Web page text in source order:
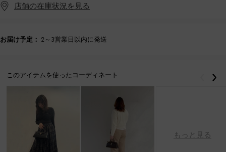
店舗の在庫状況を見る
お届け予定： 2～3営業日以内に発送
このアイテムを使ったコーディネート:
もっと見る
戻る